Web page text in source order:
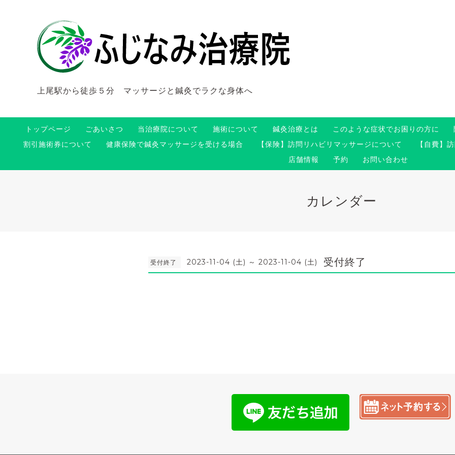
上尾駅から徒歩５分 マッサージと鍼灸でラクな身体へ
トップページ ごあいさつ 当治療院について 施術について 鍼灸治療とは このような症状でお困りの方に
割引施術券について
健康保険で鍼灸マッサージを受ける場合 【保険】訪問リハビリマッサージについて 【自費】
店舗情報
予約 お問い合わせ
カレンダー
受付終了 2023-11-04 (土) ～ 2023-11-04 (土) 受付終了